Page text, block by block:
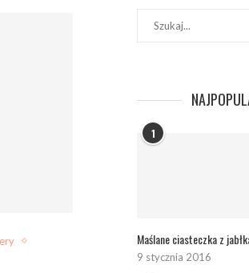
1
Maślane ciasteczka z
9 stycznia 2016